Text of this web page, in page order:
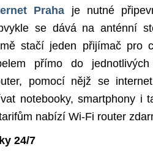
Praha je nutné
se dává na anténní
stačí jeden přijímač pro
přímo do
pomocí nějž se
notebooky, smartphony i
nabízí Wi-Fi router
24/7